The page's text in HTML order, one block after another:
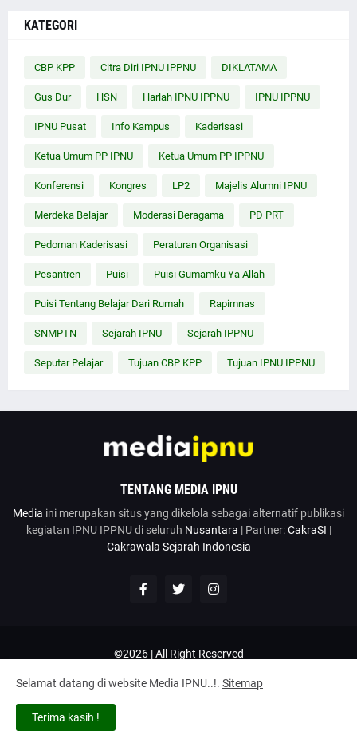
KATEGORI
CBP KPP Citra Diri IPNU IPPNU DIKLATAMA
Gus Dur HSN Harlah IPNU IPPNU IPNU IPPNU
IPNU Pusat Info Kampus Kaderisasi
Ketua Umum PP IPNU Ketua Umum PP IPPNU
Konferensi Kongres LP2 Majelis Alumni IPNU
Merdeka Belajar Moderasi Beragama PD PRT
Pedoman Kaderisasi Peraturan Organisasi
Pesantren Puisi Puisi Gumamku Ya Allah
Puisi Tentang Belajar Dari Rumah Rapimnas
SNMPTN Sejarah IPNU Sejarah IPPNU
Seputar Pelajar Tujuan CBP KPP Tujuan IPNU IPPNU
TENTANG MEDIA IPNU
Media ini merupakan situs yang dikelola sebagai alternatif publikasi
kegiatan IPNU IPPNU di seluruh Nusantara | Partner:CakraSI |
Cakrawala Sejarah Indonesia
©2026 | All Right Reserved
Google News Penulis Hubungi Kami
Kirim Artikel
Selamat datang di website Media IPNU..!. Sitemap
Terima kasih !